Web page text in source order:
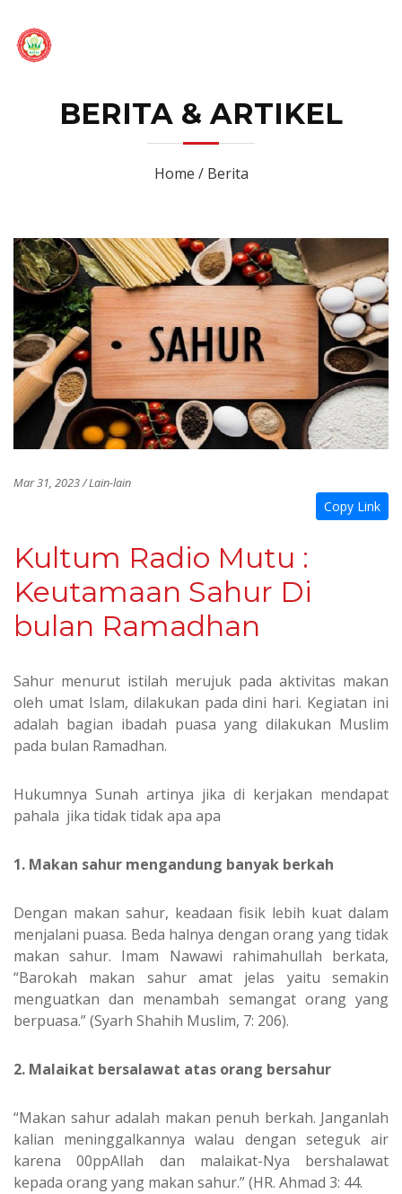
BERITA & ARTIKEL
Home / Berita
Mar 31, 2023 / Lain-lain
Copy Link
Kultum Radio Mutu :
Keutamaan Sahur Di
bulan Ramadhan
Sahur menurut istilah merujuk pada aktivitas makan
oleh umat Islam, dilakukan pada dini hari. Kegiatan ini
adalah bagian ibadah puasa yang dilakukan Muslim
pada bulan Ramadhan.
Hukumnya Sunah artinya jika di kerjakan mendapat
pahala jika tidak tidak apa apa
1. Makan sahur mengandung banyak berkah
Dengan makan sahur, keadaan fisik lebih kuat dalam
menjalani puasa. Beda halnya dengan orang yang tidak
makan sahur. Imam Nawawi rahimahullah berkata,
“Barokah makan sahur amat jelas yaitu semakin
menguatkan dan menambah semangat orang yang
berpuasa.” (Syarh Shahih Muslim, 7: 206).
2. Malaikat bersalawat atas orang bersahur
“Makan sahur adalah makan penuh berkah. Janganlah
kalian meninggalkannya walau dengan seteguk air
karena 00ppAllah dan malaikat-Nya bershalawat
kepada orang yang makan sahur.” (HR. Ahmad 3: 44.